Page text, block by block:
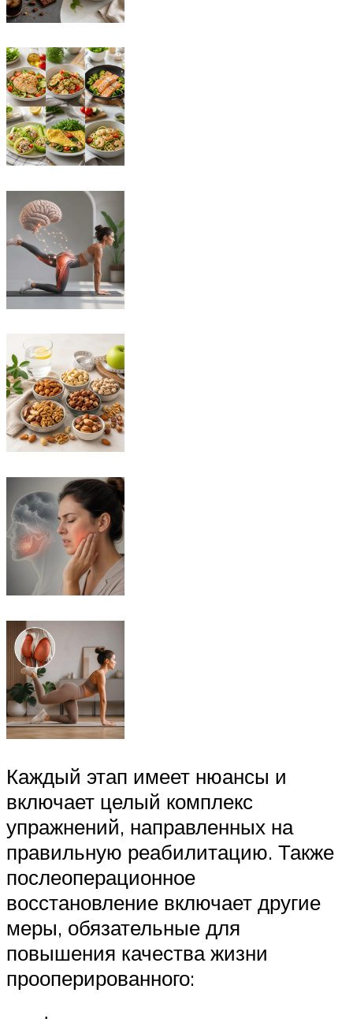
Каждый этап имеет нюансы и
включает целый комплекс
упражнений, направленных на
правильную реабилитацию. Также
послеоперационное
восстановление включает другие
меры, обязательные для
повышения качества жизни
прооперированного: